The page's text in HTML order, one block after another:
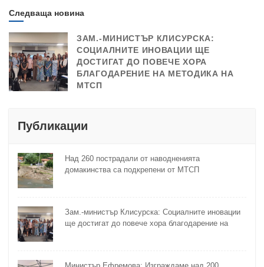
Следваща новина
ЗАМ.-МИНИСТЪР КЛИСУРСКА:
СОЦИАЛНИТЕ ИНОВАЦИИ ЩЕ
ДОСТИГАТ ДО ПОВЕЧЕ ХОРА
БЛАГОДАРЕНИЕ НА МЕТОДИКА НА
МТСП
Публикации
Над 260 пострадали от наводненията
домакинства са подкрепени от МТСП
Зам.-министър Клисурска: Социалните иновации
ще достигат до повече хора благодарение на